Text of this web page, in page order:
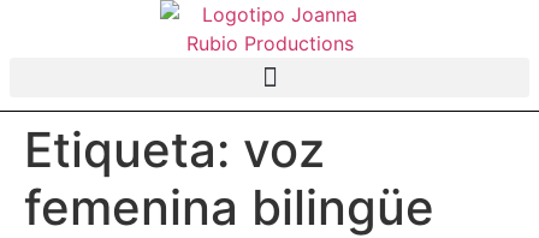
Etiqueta: voz
femenina bilingüe